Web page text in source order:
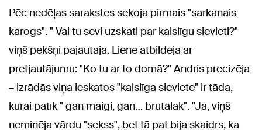
Pēc nedēļas sarakstes sekoja pirmais "sarkanais
karogs". " Vai tu sevi uzskati par kaislīgu sievieti?"
viņš pēkšņi pajautāja. Liene atbildēja ar
pretjautājumu: "Ko tu ar to domā?" Andris precizēja
– izrādās viņa ieskatos "kaislīga sieviete" ir tāda,
kurai patīk " gan maigi, gan… brutālāk". "Jā, viņš
neminēja vārdu "sekss", bet tā pat bija skaidrs, ka